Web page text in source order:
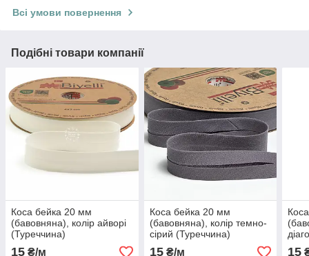
Всі умови повернення
Подібні товари компанії
Коса бейка 20 мм
(бавовняна), колір айворі
(Туреччина)
15 ₴/м
Коса бейка 20 мм
(бавовняна), колір темно-
сірий (Туреччина)
15₴/м 15